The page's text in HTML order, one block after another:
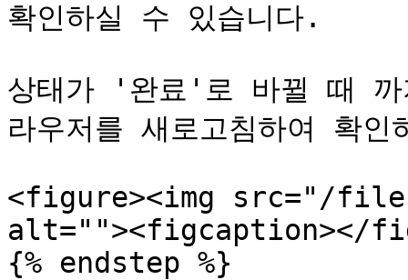
확인하실 수 있습니다.
상태가 '완료'로 바뀔 때
라우저를 새로고침하여 확인
<figure><img src="/files/
alt=""><figcaption></
{% endstep %}